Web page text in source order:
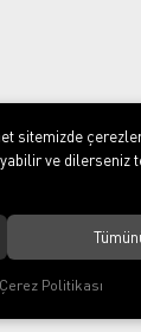
sitemizde
ve dilerseniz
Politikası